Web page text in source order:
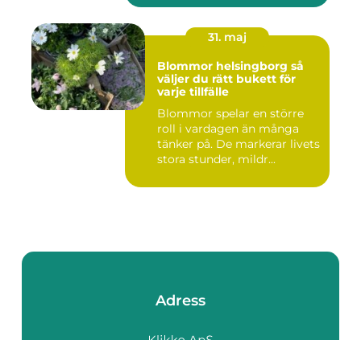
31. maj
Blommor helsingborg så
väljer du rätt bukett för
varje tillfälle
Blommor spelar en större
roll i vardagen än många
tänker på. De markerar livets
stora stunder, mildr...
Adress